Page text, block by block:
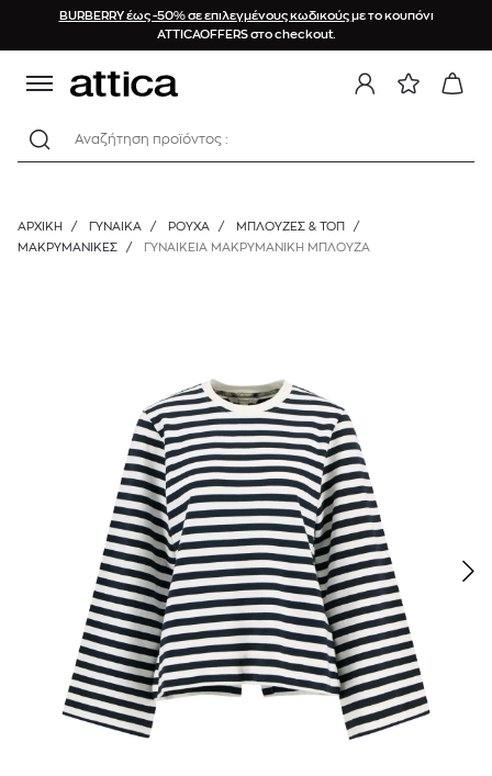
BURBERRY έως -50% σε επιλεγμένους κωδικούςμε το κουπόνι
ATTICAOFFERS στο checkout.
Αναζήτηση προϊόντος :
ΑΡΧΙΚΉ / ΓΥΝΑΙΚΑ / ΡΟΥΧΑ / ΜΠΛΟΎΖΕΣ & ΤΟΠ
/
ΜΑΚΡΥΜΆΝΙΚΕΣ
/ ΓΥΝΑΙΚΕΙΑ ΜΑΚΡΥΜΑΝΙΚΗ ΜΠΛΟΥΖΑ